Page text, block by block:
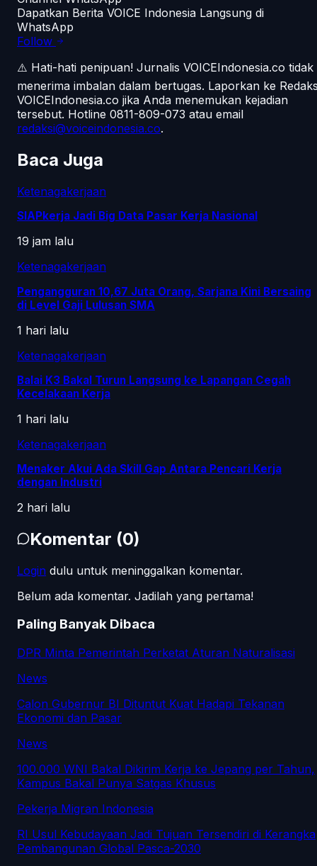
Dapatkan Berita VOICE Indonesia Langsung di
WhatsApp
Follow
⚠️ Hati-hati penipuan! Jurnalis VOICEIndonesia.co tidak
menerima imbalan dalam bertugas. Laporkan ke
VOICEIndonesia.co jika Anda menemukan kejadian
tersebut. Hotline 0811-809-073 atau email
redaksi@voiceindonesia.co.
Baca Juga
Ketenagakerjaan
SIAPkerja Jadi Big Data Pasar Kerja Nasional
19 jam lalu
Ketenagakerjaan
Pengangguran 10,67 Juta Orang, Sarjana Kini Bersaing
di Level Gaji Lulusan SMA
1 hari lalu
Ketenagakerjaan
Balai K3 Bakal Turun Langsung ke Lapangan Cegah
Kecelakaan Kerja
1 hari lalu
Ketenagakerjaan
Menaker Akui Ada Skill Gap Antara Pencari Kerja
dengan Industri
2 hari lalu
Komentar (0)
Login dulu untuk meninggalkan komentar.
Belum ada komentar. Jadilah yang pertama!
Paling Banyak Dibaca
DPR Minta Pemerintah Perketat Aturan Naturalisasi
News
Calon Gubernur BI Dituntut Kuat Hadapi Tekanan
Ekonomi dan Pasar
News
100.000 WNI Bakal Dikirim Kerja ke Jepang per Tahun,
Kampus Bakal Punya Satgas Khusus
Pekerja Migran Indonesia
RI Usul Kebudayaan Jadi Tujuan Tersendiri di Kerangka
Pembangunan Global Pasca-2030